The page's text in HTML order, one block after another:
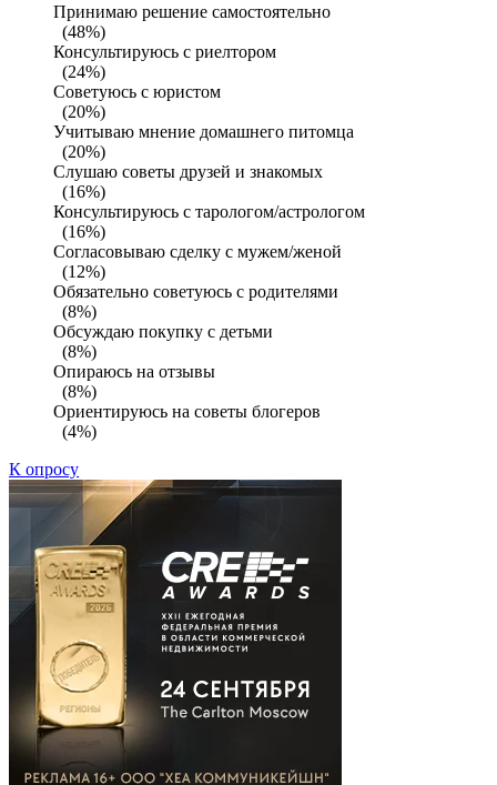
Принимаю решение самостоятельно
(48%)
Консультируюсь с риелтором
(24%)
Советуюсь с юристом
(20%)
Учитываю мнение домашнего питомца
(20%)
Слушаю советы друзей и знакомых
(16%)
Консультируюсь с тарологом/астрологом
(16%)
Согласовываю сделку с мужем/женой
(12%)
Обязательно советуюсь с родителями
(8%)
Обсуждаю покупку с детьми
(8%)
Опираюсь на отзывы
(8%)
Ориентируюсь на советы блогеров
(4%)
К опросу